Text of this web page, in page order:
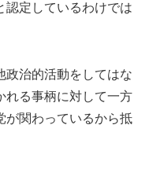
認定しているわけでは
治的活動をしてはな
れる事柄に対して一方
が関わっているから抵